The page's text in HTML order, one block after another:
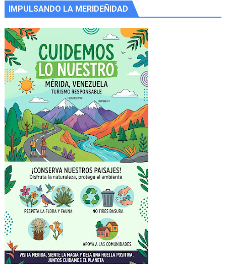
IMPULSANDO LA MERIDEÑIDAD